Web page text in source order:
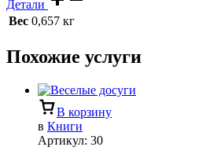
Детали
Вес 0,657 кг
Похожие услуги
В корзину
в Книги
Артикул: 30